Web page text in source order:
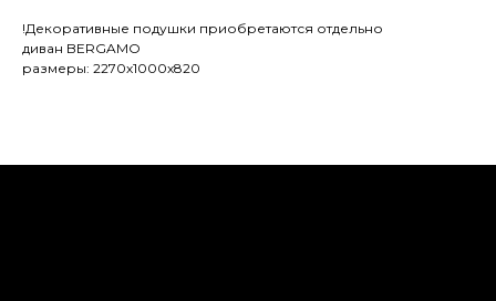
!Декоративные подушки приобретаются отдельно
диван BERGAMO
размеры: 2270х1000х820